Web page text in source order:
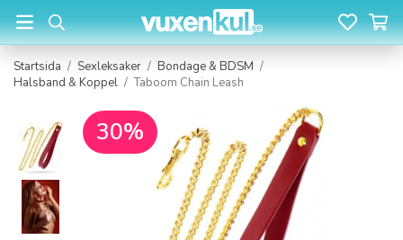
Startsida / Sexleksaker / Bondage & BDSM /
Halsband & Koppel / Taboom Chain Leash
30%